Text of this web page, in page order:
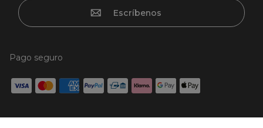
Escríbenos
Pago seguro